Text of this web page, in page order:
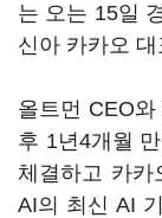
는 오는 15일
신아 카카오
올트먼 CEO와
후 1년4개월
체결하고 카카
AI의 최신 AI